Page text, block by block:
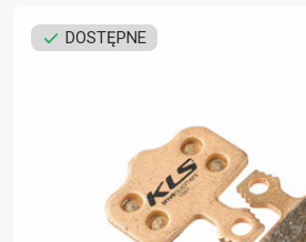
DOSTĘPNE